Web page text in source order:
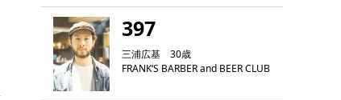
397
三浦広基 30歳
FRANK‘S BARBER and BEER CLUB